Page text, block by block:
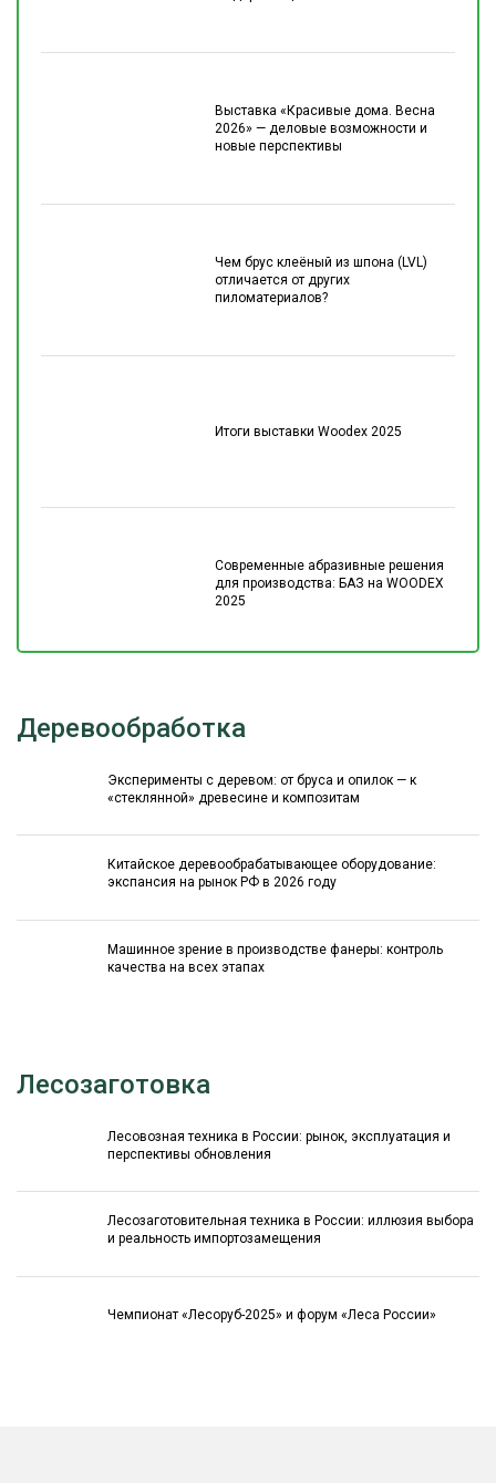
Выставка «Красивые дома. Весна
2026» — деловые возможности и
новые перспективы
Чем брус клеёный из шпона (LVL)
отличается от других
пиломатериалов?
Итоги выставки Woodex 2025
Современные абразивные решения
для производства: БАЗ на WOODEX
2025
Деревообработка
Эксперименты с деревом: от бруса и опилок — к
«стеклянной» древесине и композитам
Китайское деревообрабатывающее оборудование:
экспансия на рынок РФ в 2026 году
Машинное зрение в производстве фанеры: контроль
качества на всех этапах
Лесозаготовка
Лесовозная техника в России: рынок, эксплуатация и
перспективы обновления
Лесозаготовительная техника в России: иллюзия выбора
и реальность импортозамещения
Чемпионат «Лесоруб-2025» и форум «Леса России»